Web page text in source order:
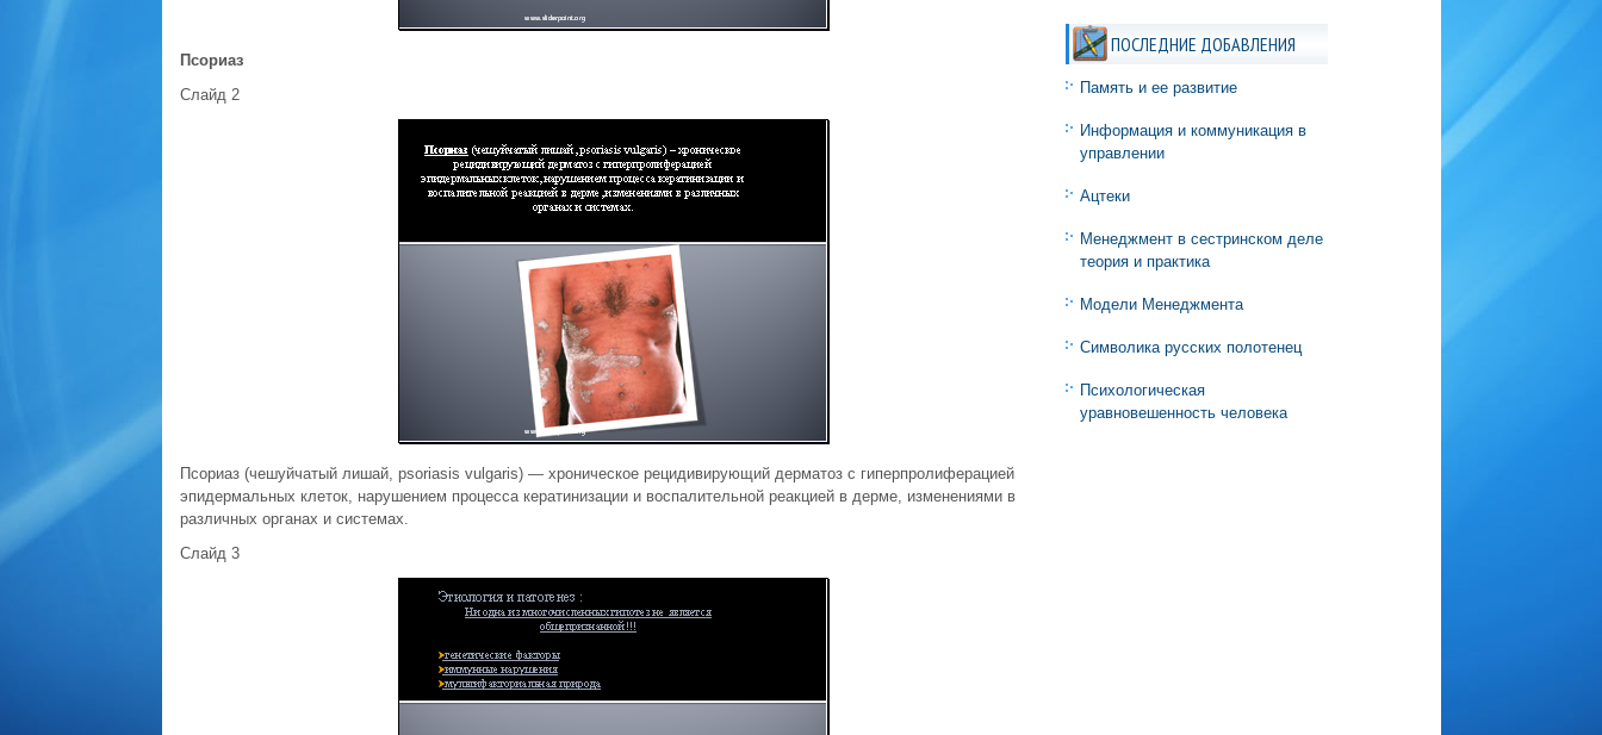
Псориаз
Слайд 2
Псориаз (чешуйчатый лишай, psoriasis vulgaris) — хроническое рецидивирующий дерматоз с гиперпролиферацией
эпидермальных клеток, нарушением процесса кератинизации и воспалительной реакцией в дерме, изменениями в
различных органах и системах.
Слайд 3
ПОСЛЕДНИЕ ДОБАВЛЕНИЯ
Память и ее развитие
Информация и коммуникация в
управлении
Ацтеки
Менеджмент в сестринском деле
теория и практика
Модели Менеджмента
Символика русских полотенец
Психологическая
уравновешенность человека